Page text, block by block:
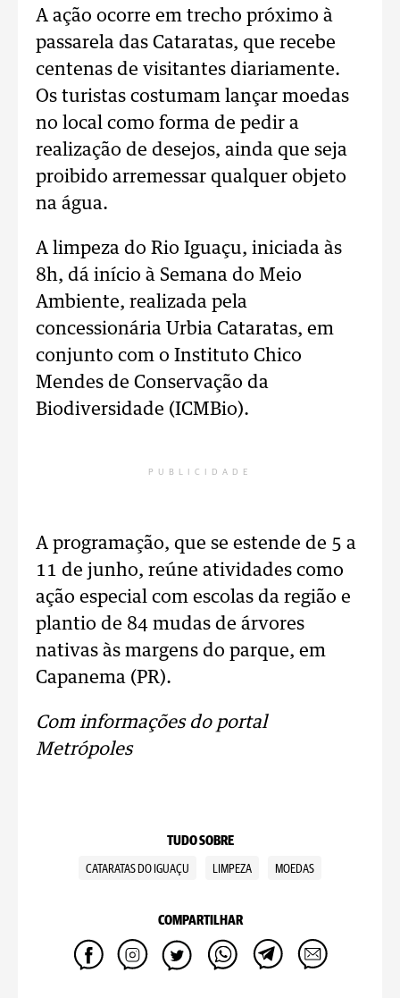
A ação ocorre em trecho próximo à
passarela das Cataratas, que recebe
centenas de visitantes diariamente.
Os turistas costumam lançar moedas
no local como forma de pedir a
realização de desejos, ainda que seja
proibido arremessar qualquer objeto
na água.
A limpeza do Rio Iguaçu, iniciada às
8h, dá início à Semana do Meio
Ambiente, realizada pela
concessionária Urbia Cataratas, em
conjunto com o Instituto Chico
Mendes de Conservação da
Biodiversidade (ICMBio).
PUBLICIDADE
A programação, que se estende de 5 a
11 de junho, reúne atividades como
ação especial com escolas da região e
plantio de 84 mudas de árvores
nativas às margens do parque, em
Capanema (PR).
Com informações do portal
Metrópoles
TUDO SOBRE
CATARATAS DO IGUAÇU LIMPEZA MOEDAS
COMPARTILHAR